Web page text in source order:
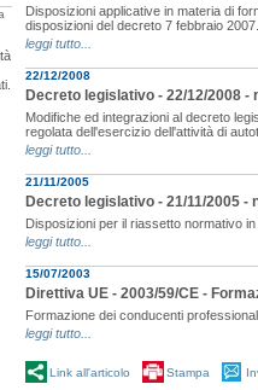
Disposizioni applicative in materia di
disposizioni del decreto 7 febbraio 2007.
leggi tutto...
22/12/2008
Decreto legislativo - 22/12/2008 -
Modifiche ed integrazioni al decreto
regolata dell'esercizio dell'attività di
leggi tutto...
21/11/2005
Decreto legislativo - 21/11/2005
Disposizioni per il riassetto normativo
leggi tutto...
15/07/2003
Direttiva UE - 2003/59/CE -
Formazione dei conducenti
leggi tutto...
Link all'articolo Stampa